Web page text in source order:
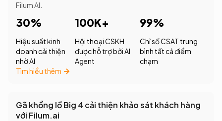
Filum AI.
30%
Hiệu suất kinh
doanh cải thiện
nhờ AI
100K+
Hội thoại CSKH
được hỗ trợ bởi AI
Agent
99%
Chỉ số CSAT trung
bình tất cả điểm
chạm
Tìm hiểu thêm
Gã khổng lồ Big 4 cải thiện khảo sát khách hàng
với Filum.ai